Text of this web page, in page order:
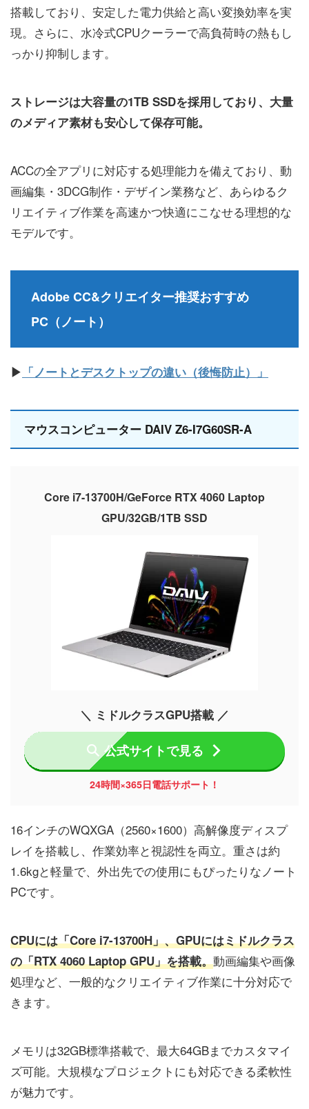
搭載しており、安定した電力供給と高い変換効率を実
現。さらに、水冷式CPUクーラーで高負荷時の熱もし
っかり抑制します。
ストレージは大容量の1TB SSDを採用しており、大量
のメディア素材も安心して保存可能。
ACCの全アプリに対応する処理能力を備えており、動
画編集・3DCG制作・デザイン業務など、あらゆるク
リエイティブ作業を高速かつ快適にこなせる理想的な
モデルです。
Adobe CC&クリエイター推奨おすすめ
PC（ノート）
▶ 「ノートとデスクトップの違い（後悔防止）」
マウスコンピューター DAIV Z6-I7G60SR-A
Core i7-13700H/GeForce RTX 4060 Laptop
GPU/32GB/1TB SSD
＼ ミドルクラスGPU搭載 ／
公式サイトで見る
24時間×365日電話サポート！
16インチのWQXGA（2560×1600）高解像度ディスプ
レイを搭載し、作業効率と視認性を両立。重さは約
1.6kgと軽量で、外出先での使用にもぴったりなノート
PCです。
CPUには「Core i7-13700H」、GPUにはミドルクラス
の「RTX 4060 Laptop GPU」を搭載。動画編集や画像
処理など、一般的なクリエイティブ作業に十分対応で
きます。
メモリは32GB標準搭載で、最大64GBまでカスタマイ
ズ可能。大規模なプロジェクトにも対応できる柔軟性
が魅力です。